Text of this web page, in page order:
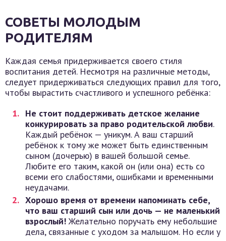
СОВЕТЫ МОЛОДЫМ
РОДИТЕЛЯМ
Каждая семья придерживается своего стиля
воспитания детей. Несмотря на различные методы,
следует придерживаться следующих правил для того,
чтобы вырастить счастливого и успешного ребёнка:
Не стоит поддерживать детское желание
конкурировать за право родительской любви.
Каждый ребёнок — уникум. А ваш старший
ребёнок к тому же может быть единственным
сыном (дочерью) в вашей большой семье.
Любите его таким, какой он (или она) есть со
всеми его слабостями, ошибками и временными
неудачами.
Хорошо время от времени напоминать себе,
что ваш старший сын или дочь — не маленький
взрослый!Желательно поручать ему небольшие
дела, связанные с уходом за малышом. Но если у